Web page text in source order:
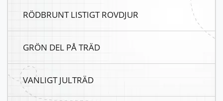
RÖDBRUNT LISTIGT ROVDJUR
GRÖN DEL PÅ TRÄD
VANLIGT JULTRÄD